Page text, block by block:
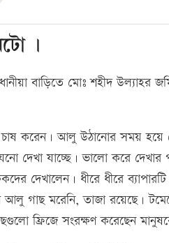
।
বাড়িতে মোঃ শহীদ উল্যাহর
চাষ করেন। আলু উঠানোর সময়
দেখা যাচ্ছে। ভালো করে
দেখালেন। ধীরে ধীরে
গাছ মরেনি, তাজা রয়েছে।
ফ্রিজে সংরক্ষণ করেছেন